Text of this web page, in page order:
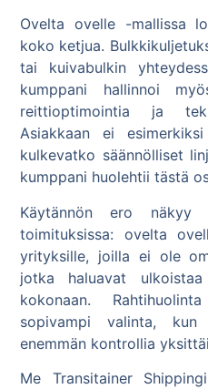
Ovelta ovelle -mallissa
koko ketjua.
tai kuivabulkin
kumppani hallinnoi
reittioptimointia ja
Asiakkaan ei
kulkevatko säännölliset
kumppani huolehtii tästä
Käytännön ero näkyy
toimituksissa: ovelta
yrityksille, joilla ei ole
jotka haluavat
kokonaan.
sopivampi valinta,
enemmän kontrollia
Me Transitainer